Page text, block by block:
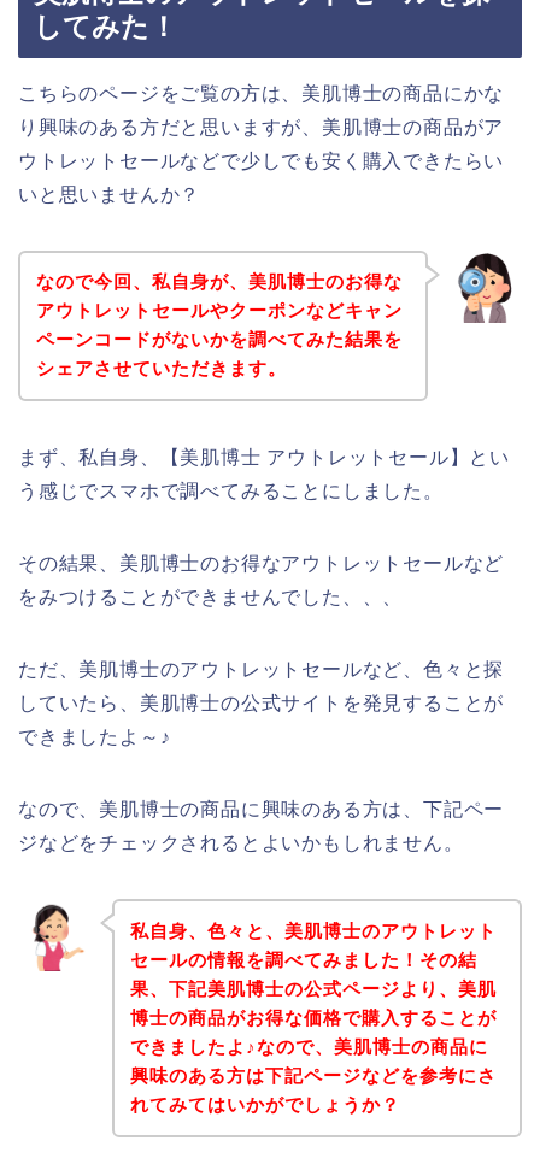
してみた！
こちらのページをご覧の方は、美肌博士の商品にかな
り興味のある方だと思いますが、美肌博士の商品がア
ウトレットセールなどで少しでも安く購入できたらい
いと思いませんか？
なので今回、私自身が、美肌博士のお得な
アウトレットセールやクーポンなどキャン
ペーンコードがないかを調べてみた結果を
シェアさせていただきます。
まず、私自身、【美肌博士 アウトレットセール】とい
う感じでスマホで調べてみることにしました。
その結果、美肌博士のお得なアウトレットセールなど
をみつけることができませんでした、、、
ただ、美肌博士のアウトレットセールなど、色々と探
していたら、美肌博士の公式サイトを発見することが
できましたよ～♪
なので、美肌博士の商品に興味のある方は、下記ペー
ジなどをチェックされるとよいかもしれません。
私自身、色々と、美肌博士のアウトレット
セールの情報を調べてみました！その結
果、下記美肌博士の公式ページより、美肌
博士の商品がお得な価格で購入することが
できましたよ♪なので、美肌博士の商品に
興味のある方は下記ページなどを参考にさ
れてみてはいかがでしょうか？